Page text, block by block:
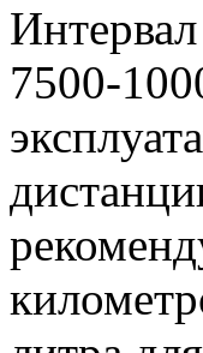
7500-